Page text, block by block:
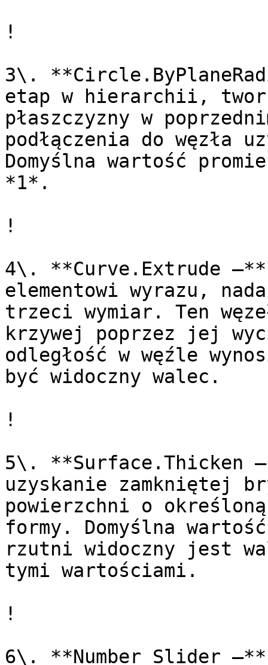
!
3\.
etap w hierarchii,
płaszczyzny w
podłączenia do węzła
Domyślna wartość
*1*.
!
4\. **Curve.Extrude —**
elementowi wyrazu,
trzeci wymiar. Ten
krzywej poprzez jej
odległość w węźle
być widoczny walec.
!
5\. **Surface.Thicken
uzyskanie zamkniętej
powierzchni o
formy. Domyślna
rzutni widoczny jest
tymi wartościami.
!
6\. **Number Slider —**